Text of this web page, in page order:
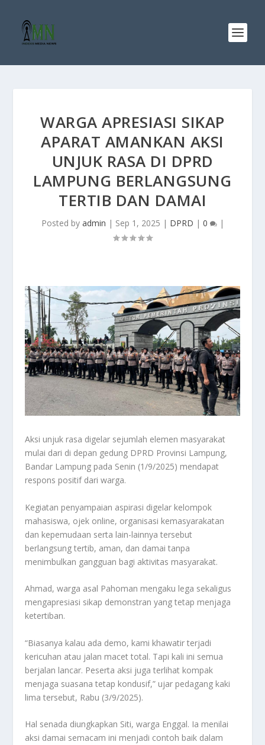
WARGA APRESIASI SIKAP
APARAT AMANKAN AKSI
UNJUK RASA DI DPRD
LAMPUNG BERLANGSUNG
TERTIB DAN DAMAI
Posted by admin | Sep 1, 2025 | DPRD | 0 |
Aksi unjuk rasa digelar sejumlah elemen masyarakat
mulai dari di depan gedung DPRD Provinsi Lampung,
Bandar Lampung pada Senin (1/9/2025) mendapat
respons positif dari warga.
Kegiatan penyampaian aspirasi digelar kelompok
mahasiswa, ojek online, organisasi kemasyarakatan
dan kepemudaan serta lain-lainnya tersebut
berlangsung tertib, aman, dan damai tanpa
menimbulkan gangguan bagi aktivitas masyarakat.
Ahmad, warga asal Pahoman mengaku lega sekaligus
mengapresiasi sikap demonstran yang tetap menjaga
ketertiban.
“Biasanya kalau ada demo, kami khawatir terjadi
kericuhan atau jalan macet total. Tapi kali ini semua
berjalan lancar. Peserta aksi juga terlihat kompak
menjaga suasana tetap kondusif,” ujar pedagang kaki
lima tersebut, Rabu (3/9/2025).
Hal senada diungkapkan Siti, warga Enggal. Ia menilai
aksi damai semacam ini menjadi contoh baik dalam